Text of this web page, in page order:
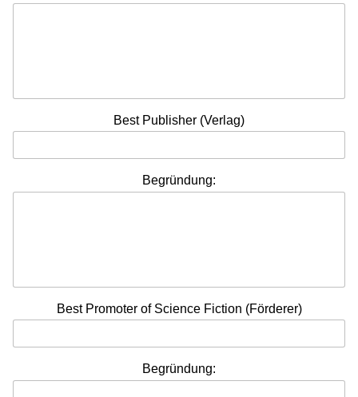
Best Publisher (Verlag)
Begründung:
Best Promoter of Science Fiction (Förderer)
Begründung: